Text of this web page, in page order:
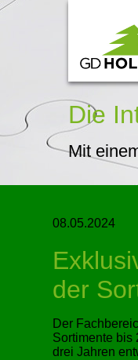
Die
Mit
08.05.2024
der
Der
Sortimente bis
drei Jahren